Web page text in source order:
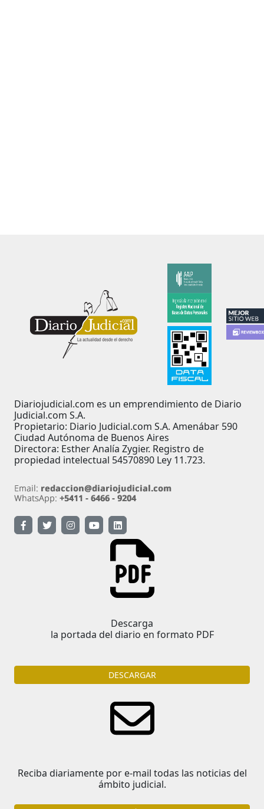
Diariojudicial.com es un emprendimiento de Diario
Judicial.com S.A.
Propietario: Diario Judicial.com S.A. Amenábar 590
Ciudad Autónoma de Buenos Aires
Directora: Esther Analía Zygier. Registro de
propiedad intelectual 54570890 Ley 11.723.
Descarga
la portada del diario en formato PDF
DESCARGAR
Reciba diariamente por e-mail todas las noticias del
ámbito judicial.